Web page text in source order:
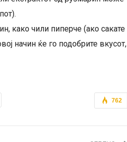
како чили пиперче (ако сакате
начин ќе го подобрите вкусот,
762